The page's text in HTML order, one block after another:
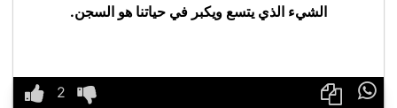
الشيء الذي يتسع ويكبر في حياتنا هو السجن.
